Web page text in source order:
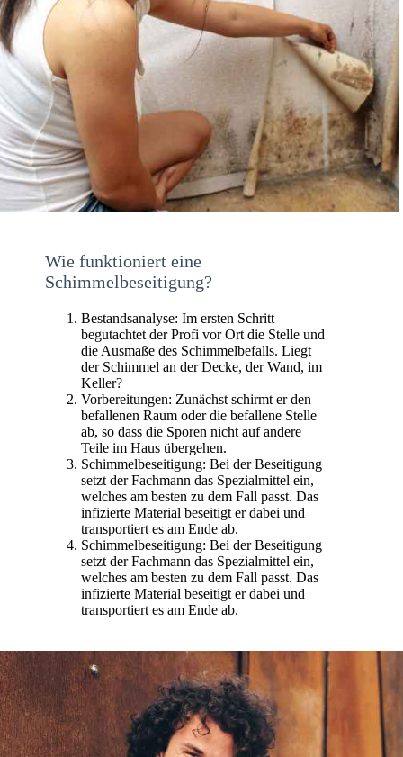
Wie funktioniert eine
Schimmelbeseitigung?
Bestandsanalyse: Im ersten Schritt
begutachtet der Profi vor Ort die Stelle und
die Ausmaße des Schimmelbefalls. Liegt
der Schimmel an der Decke, der Wand, im
Keller?
Vorbereitungen: Zunächst schirmt er den
befallenen Raum oder die befallene Stelle
ab, so dass die Sporen nicht auf andere
Teile im Haus übergehen.
Schimmelbeseitigung: Bei der Beseitigung
setzt der Fachmann das Spezialmittel ein,
welches am besten zu dem Fall passt. Das
infizierte Material beseitigt er dabei und
transportiert es am Ende ab.
Schimmelbeseitigung: Bei der Beseitigung
setzt der Fachmann das Spezialmittel ein,
welches am besten zu dem Fall passt. Das
infizierte Material beseitigt er dabei und
transportiert es am Ende ab.